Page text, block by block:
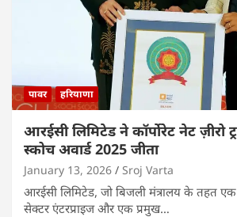
पावर हरियाणा
आरईसी लिमिटेड ने कॉर्पोरेट नेट ज़ीरो
स्कोच अवार्ड 2025 जीता
January 13, 2026 Sroj Varta
आरईसी लिमिटेड, जो बिजली मंत्रालय के तहत एक
सेक्टर एंटरप्राइज और एक प्रमुख…